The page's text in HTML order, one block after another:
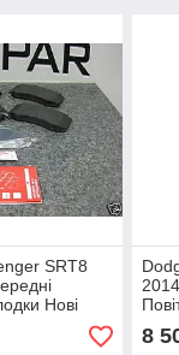
SRT8
Нові
8